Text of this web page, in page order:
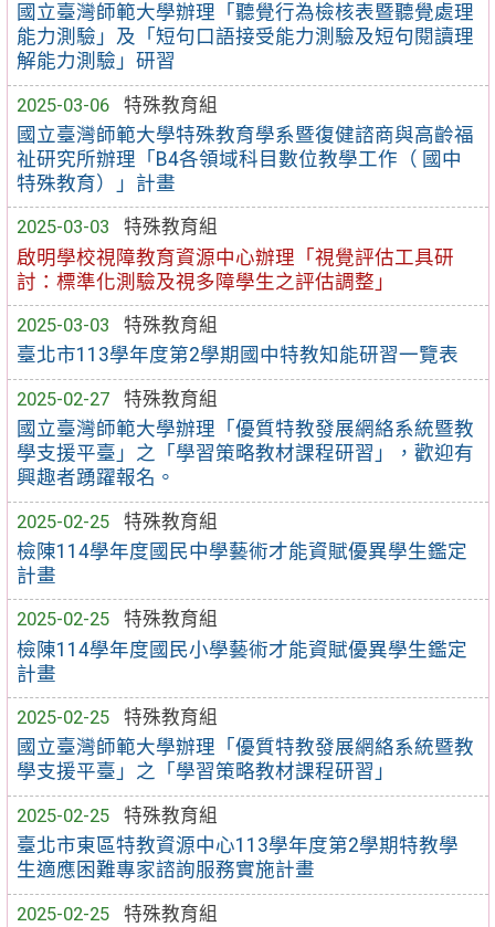
國立臺灣師範大學辦理「聽覺行為檢核表暨聽覺處理
能力測驗」及「短句口語接受能力測驗及短句閱讀理
解能力測驗」研習
2025-03-06
特殊教育組
國立臺灣師範大學特殊教育學系暨復健諮商與高齡福
祉研究所辦理「B4各領域科目數位教學工作（ 國中
特殊教育）」計畫
2025-03-03
特殊教育組
啟明學校視障教育資源中心辦理「視覺評估工具研
討：標準化測驗及視多障學生之評估調整」
2025-03-03
特殊教育組
臺北市113學年度第2學期國中特教知能研習一覽表
2025-02-27
特殊教育組
國立臺灣師範大學辦理「優質特教發展網絡系統暨教
學支援平臺」之「學習策略教材課程研習」，歡迎有
興趣者踴躍報名。
2025-02-25
特殊教育組
檢陳114學年度國民中學藝術才能資賦優異學生鑑定
計畫
2025-02-25
特殊教育組
檢陳114學年度國民小學藝術才能資賦優異學生鑑定
計畫
2025-02-25
特殊教育組
國立臺灣師範大學辦理「優質特教發展網絡系統暨教
學支援平臺」之「學習策略教材課程研習」
2025-02-25
特殊教育組
臺北市東區特教資源中心113學年度第2學期特教學
生適應困難專家諮詢服務實施計畫
2025-02-25
特殊教育組